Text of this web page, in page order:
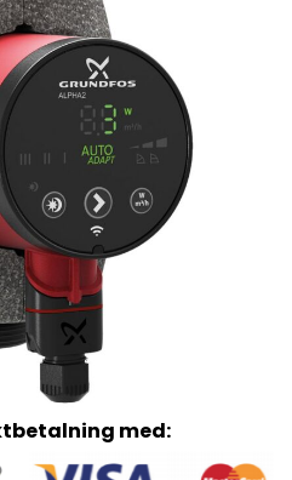
med: